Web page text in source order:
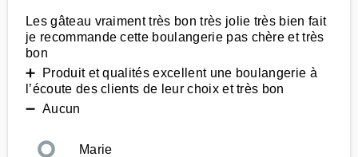
Les gâteau vraiment très bon très jolie très bien fait
je recommande cette boulangerie pas chère et très
bon
➕ Produit et qualités excellent une boulangerie à
l’écoute des clients de leur choix et très bon
➖ Aucun
Marie